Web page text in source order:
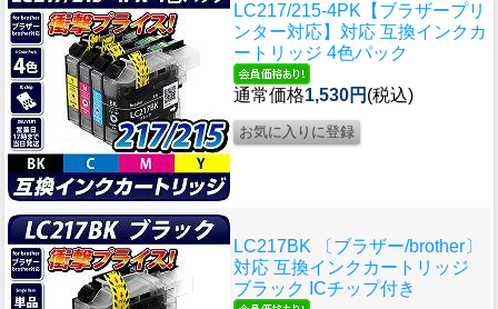
LC217/215-4PK【ブラザープリ
ンター対応】対応 互換インクカ
ートリッジ 4色パック
通常価格1,530円 (税込)
LC217BK 〔ブラザー/brother〕
対応 互換インクカートリッジ
ブラック ICチップ付き